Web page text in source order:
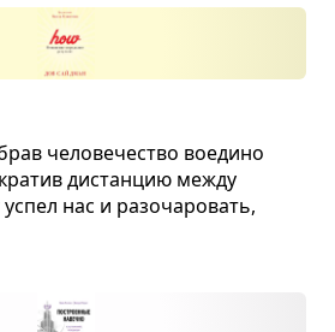
чело­ве­че­ство воедино
дистан­цию между
нас и разо­ча­ро­вать,